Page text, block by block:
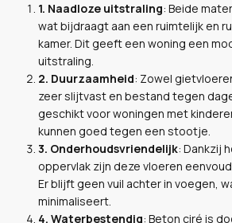
1. Naadloze uitstraling: Beide
wat bijdraagt aan een ruimtelijk en
kamer. Dit geeft een woning een
uitstraling.
2. Duurzaamheid: Zowel
zeer slijtvast en bestand tegen
geschikt voor woningen met
kunnen goed tegen een stootje.
3. Onderhoudsvriendelijk: Dankzij
oppervlak zijn deze vloeren
Er blijft geen vuil achter in voegen,
minimaliseert.
4. Waterbestendig: Beton ciré is